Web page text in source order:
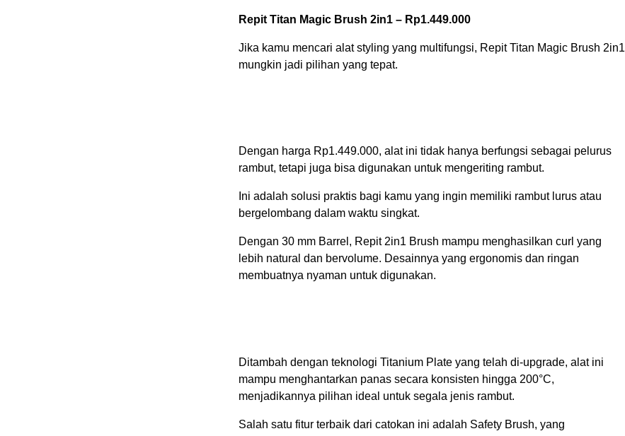
Repit Titan Magic Brush 2in1 – Rp1.449.000
Jika kamu mencari alat styling yang multifungsi, Repit Titan Magic Brush 2in1
mungkin jadi pilihan yang tepat.
Dengan harga Rp1.449.000, alat ini tidak hanya berfungsi sebagai pelurus
rambut, tetapi juga bisa digunakan untuk mengeriting rambut.
Ini adalah solusi praktis bagi kamu yang ingin memiliki rambut lurus atau
bergelombang dalam waktu singkat.
Dengan 30 mm Barrel, Repit 2in1 Brush mampu menghasilkan curl yang
lebih natural dan bervolume. Desainnya yang ergonomis dan ringan
membuatnya nyaman untuk digunakan.
Ditambah dengan teknologi Titanium Plate yang telah di-upgrade, alat ini
mampu menghantarkan panas secara konsisten hingga 200°C,
menjadikannya pilihan ideal untuk segala jenis rambut.
Salah satu fitur terbaik dari catokan ini adalah Safety Brush, yang